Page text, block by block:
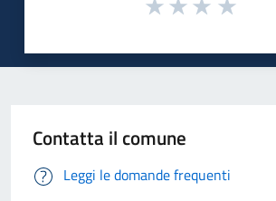
Contatta il comune
Leggi le domande frequenti